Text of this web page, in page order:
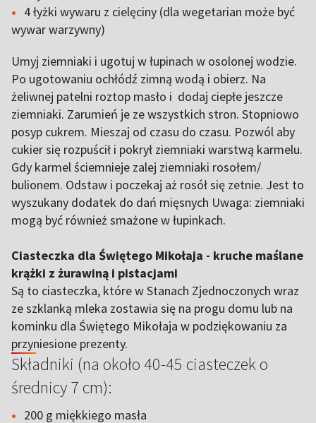
4 łyżki wywaru z cielęciny (dla wegetarian może być
wywar warzywny)
Umyj ziemniaki i ugotuj w łupinach w osolonej wodzie.
Po ugotowaniu ochłódź zimną wodą i obierz. Na
żeliwnej patelni roztop masło i dodaj ciepłe jeszcze
ziemniaki. Zarumień je ze wszystkich stron. Stopniowo
posyp cukrem. Mieszaj od czasu do czasu. Pozwól aby
cukier się rozpuścił i pokrył ziemniaki warstwą karmelu.
Gdy karmel ściemnieje zalej ziemniaki rosołem/
bulionem. Odstaw i poczekaj aż rosół się zetnie. Jest to
wyszukany dodatek do dań mięsnych Uwaga: ziemniaki
mogą być również smażone w łupinkach.
Ciasteczka dla Świętego Mikołaja - kruche maślane
krążki z żurawiną i pistacjami
Są to ciasteczka, które w Stanach Zjednoczonych wraz
ze szklanką mleka zostawia się na progu domu lub na
kominku dla Świętego Mikołaja w podziękowaniu za
przyniesione prezenty.
Składniki (na około 40-45 ciasteczek o
średnicy 7 cm):
200 g miękkiego masła